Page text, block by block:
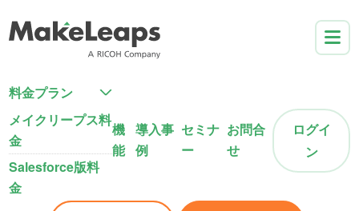
料金プラン
メイクリープス料
金
Salesforce版料
金
機
能
導入事
例
セミナ
ー
お問合
せ
ログイ
ン